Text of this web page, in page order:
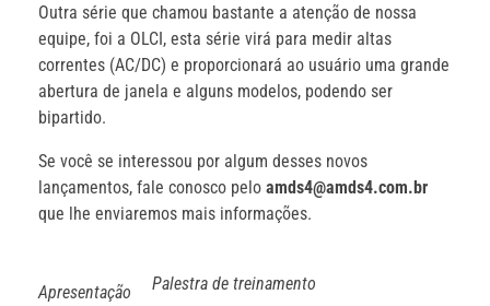
Outra série que chamou bastante a atenção de nossa
equipe, foi a OLCI, esta série virá para medir altas
correntes (AC/DC) e proporcionará ao usuário uma grande
abertura de janela e alguns modelos, podendo ser
bipartido.
Se você se interessou por algum desses novos
lançamentos, fale conosco pelo amds4@amds4.com.br
que lhe enviaremos mais informações.
Apresentação
Palestra de treinamento